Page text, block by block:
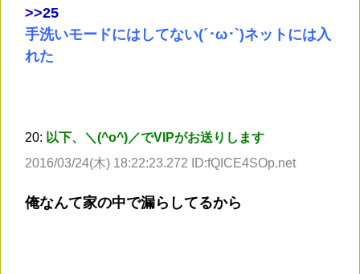
>>25
手洗いモードにはしてない(´･ω･`)ネットには入
れた
20: 以下、＼(^o^)／でVIPがお送りします
2016/03/24(木) 18:22:23.272 ID:fQICE4SOp.net
俺なんて家の中で漏らしてるから